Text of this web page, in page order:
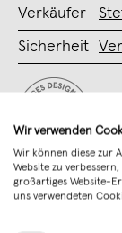
Verkäufer
Sicherheit
Wir verwenden
Wir können diese zur
Website zu
großartiges Website-
uns verwendeten